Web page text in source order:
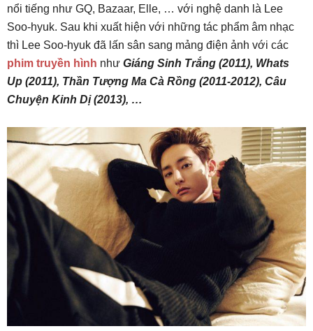
nổi tiếng như GQ, Bazaar, Elle, … với nghệ danh là Lee
Soo-hyuk. Sau khi xuất hiện với những tác phẩm âm nhạc
thì Lee Soo-hyuk đã lấn sân sang mảng điện ảnh với các
phim truyền hình như Giáng Sinh Trắng (2011), Whats
Up (2011), Thần Tượng Ma Cà Rồng (2011-2012), Câu
Chuyện Kinh Dị (2013), …